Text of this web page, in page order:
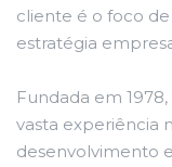
cliente é o foco
estratégia
Fundada em
vasta experiência
desenvolvimento